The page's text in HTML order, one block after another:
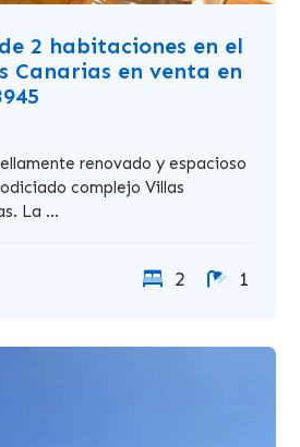
2 habitaciones en el
Canarias en venta en
renovado y espacioso
complejo Villas
La ...
2 1